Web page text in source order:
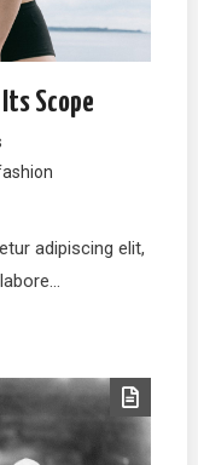
Scope
adipiscing elit,